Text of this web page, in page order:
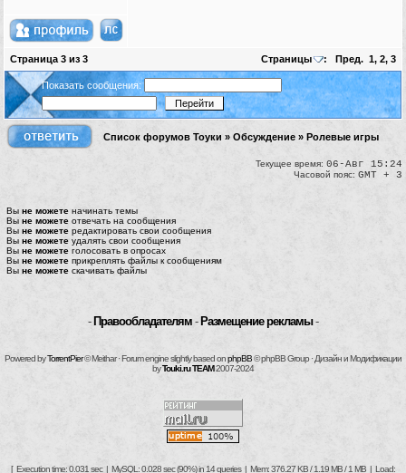
Страница 3 из 3 Страницы : Пред. 1, 2, 3
Показать сообщения:
Список форумов Тоуки » Обсуждение » Ролевые игры
Текущее время: 06-Авг 15:24
Часовой пояс: GMT + 3
Вы не можете начинать темы
Вы не можете отвечать на сообщения
Вы не можете редактировать свои сообщения
Вы не можете удалять свои сообщения
Вы не можете голосовать в опросах
Вы не можете прикреплять файлы к сообщениям
Вы не можете скачивать файлы
- Правообладателям - Размещение рекламы-
Powered byTorrentPier© Meithar · Forum engine slightly based onphpBB© phpBB Group · Дизайн и Модификации
byTouki.ru TEAM2007-2024
[ Execution time: 0.031 sec | MySQL: 0.028 sec (90%) in 14 queries | Mem: 376.27 KB / 1.19 MB / 1 MB | Load: